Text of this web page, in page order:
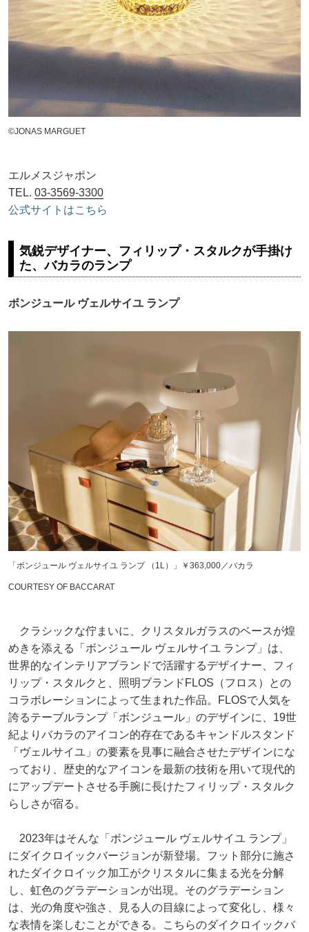
©JONAS MARGUET
エルメスジャポン
TEL.03-3569-3300
公式サイトはこちら
気鋭デザイナー、フィリップ・スタルクが手掛け
た、バカラのランプ
ボンジュール ヴェルサイユ ランプ
「ボンジュール ヴェルサイユ ランプ （1L）」￥363,000／バカラ
COURTESY OF BACCARAT
クラシックな佇まいに、クリスタルガラスのベースが煌
めきを添える「ボンジュール ヴェルサイユ ランプ」は、
世界的なインテリアブランドで活躍するデザイナー、フィ
リップ・スタルクと、照明ブランドFLOS（フロス）との
コラボレーションによって生まれた作品。FLOSで人気を
誇るテーブルランプ「ボンジュール」のデザインに、19世
紀よりバカラのアイコン的存在であるキャンドルスタンド
「ヴェルサイユ」の要素を見事に融合させたデザインにな
っており、歴史的なアイコンを最新の技術を用いて現代的
にアップデートさせる手腕に長けたフィリップ・スタルク
らしさが宿る。
2023年はそんな「ボンジュール ヴェルサイユ ランプ」
にダイクロイックバージョンが新登場。フット部分に施さ
れたダイクロイック加工がクリスタルに集まる光を分解
し、虹色のグラデーションが出現。そのグラデーション
は、光の角度や強さ、見る人の目線によって変化し、様々
な表情を楽しむことができる。こちらのダイクロイックバ